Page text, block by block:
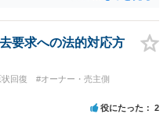
義務は原則生じないはずで
場合であっても、貸主の承諾を
した側に平屋の所有権が帰属
に思います。 そのため、現
件ではないため、まずは相手
用を負担しなければならない
要求への法的対応方
回復
#オーナー・売主側
役にたった 2